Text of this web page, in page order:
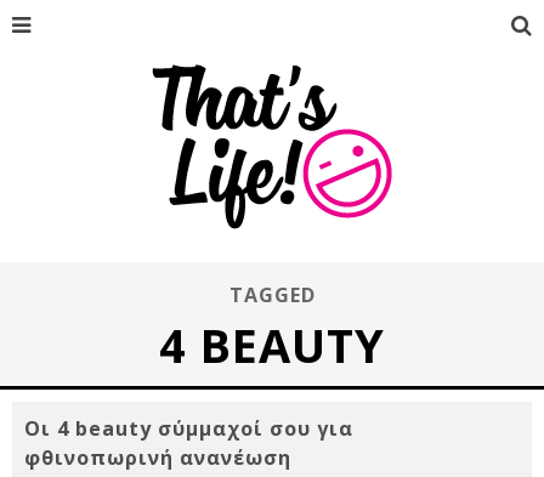
TAGGED
4 BEAUTY
Οι 4 beauty σύμμαχοί σου για
φθινοπωρινή ανανέωση